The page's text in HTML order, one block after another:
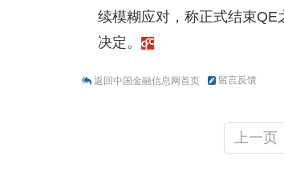
续模糊应对，称正式结束
决定。
返回中国金融信息网首页 留言反馈
上一页